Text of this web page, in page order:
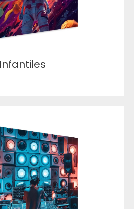
Infantiles